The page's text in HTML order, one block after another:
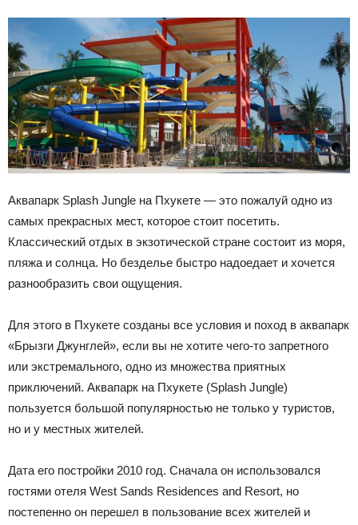
Аквапарк Splash Jungle на Пхукете — это пожалуй одно из
самых прекрасных мест, которое стоит посетить.
Классический отдых в экзотической стране состоит из моря,
пляжа и солнца. Но безделье быстро надоедает и хочется
разнообразить свои ощущения.
Для этого в Пхукете созданы все условия и поход в аквапарк
«Брызги Джунглей», если вы не хотите чего-то запретного
или экстремального, одно из множества приятных
приключений. Аквапарк на Пхукете (Splash Jungle)
пользуется большой популярностью не только у туристов,
но и у местных жителей.
Дата его постройки 2010 год. Сначала он использовался
гостями отеля West Sands Residences and Resort, но
постепенно он перешел в пользование всех жителей и